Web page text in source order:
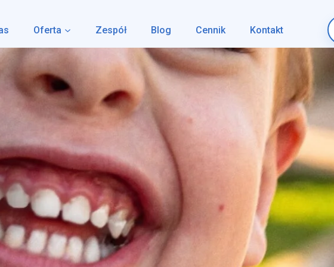
Oferta Zespół Blog Cennik Kontakt